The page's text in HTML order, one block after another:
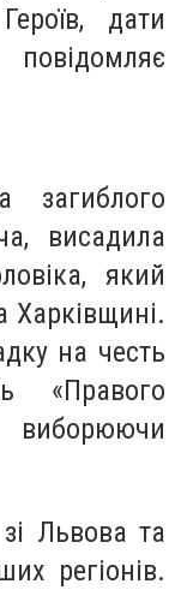
дати
загиблого
висадила
який
Харківщині.
на честь
«Правого
Львова та
регіонів.